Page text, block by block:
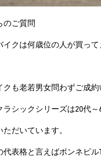
のご質問
イクは何歳位の人が買って
クも老若男女問わずご成
シックシリーズは20代
だいています。
表格と言えばボンネビル